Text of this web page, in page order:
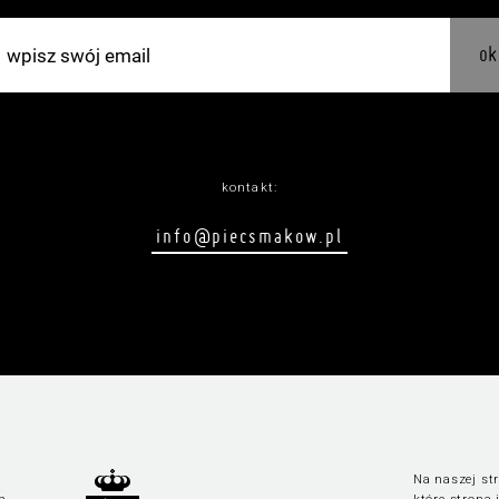
ok
kontakt:
info@piecsmakow.pl
Na naszej